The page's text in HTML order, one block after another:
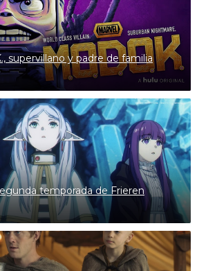
supervillano y padre de familia
temporada de Frieren